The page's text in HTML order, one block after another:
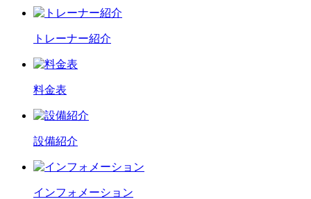
トレーナー紹介
料金表
設備紹介
インフォメーション